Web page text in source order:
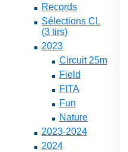
Records
Sélections CL
(3 tirs)
2023
Circuit 25m
Field
FITA
Fun
Nature
2023-2024
2024